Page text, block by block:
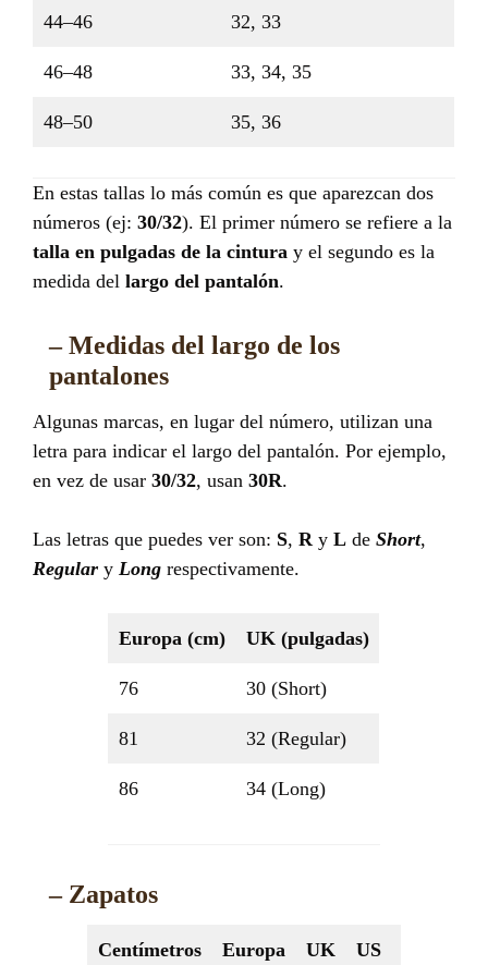
44–46 32, 33
46–48 33, 34, 35
48–50 35, 36
En estas tallas lo más común es que aparezcan dos
números (ej: 30/32). El primer número se refiere a la
talla en pulgadas de la cintura y el segundo es la
medida del largo del pantalón.
– Medidas del largo de los
pantalones
Algunas marcas, en lugar del número, utilizan una
letra para indicar el largo del pantalón. Por ejemplo,
en vez de usar 30/32, usan 30R.
Las letras que puedes ver son: S, R y L de Short,
Regular y Long respectivamente.
Europa (cm) UK (pulgadas)
76 30 (Short)
81 32 (Regular)
86 34 (Long)
– Zapatos
Centímetros Europa UK US